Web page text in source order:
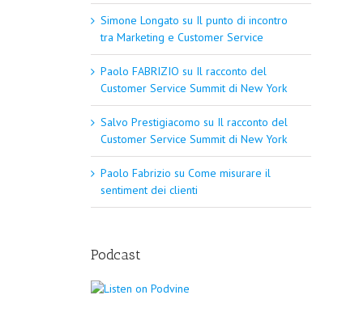
Simone Longato su Il punto di incontro
tra Marketing e Customer Service
Paolo FABRIZIO su Il racconto del
Customer Service Summit di New York
Salvo Prestigiacomo su Il racconto del
Customer Service Summit di New York
Paolo Fabrizio suCome misurare il
sentiment dei clienti
Podcast